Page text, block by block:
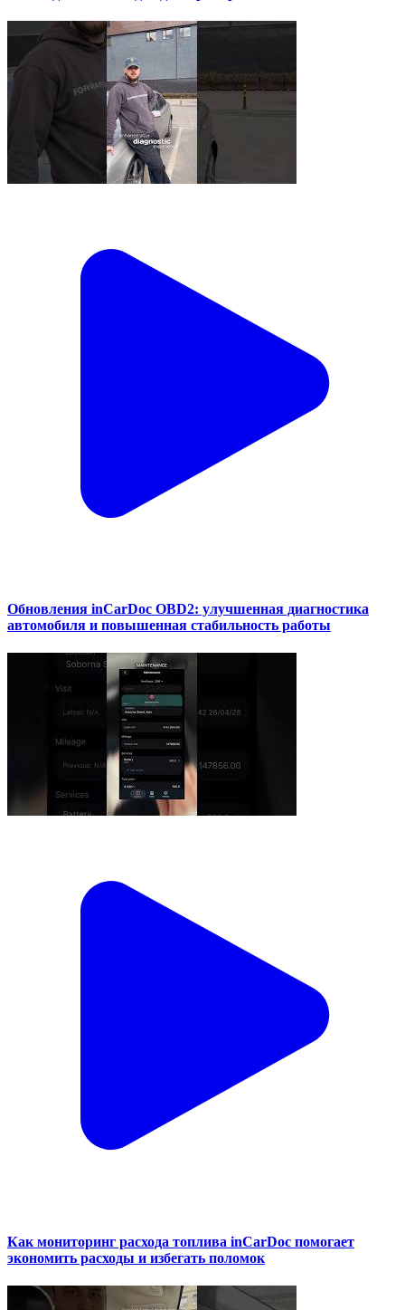
Обновления inCarDoc OBD2: улучшенная диагностика
автомобиля и повышенная стабильность работы
Как мониторинг расхода топлива inCarDoc помогает
экономить расходы и избегать поломок